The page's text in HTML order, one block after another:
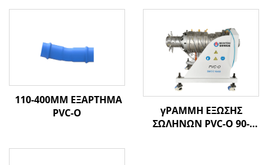
110-400MM ΕΞΑΡΤΗΜΑ
PVC-O
γΡΑΜΜΗ ΕΞΩΣΗΣ
ΣΩΛΗΝΩΝ PVC-O 90-